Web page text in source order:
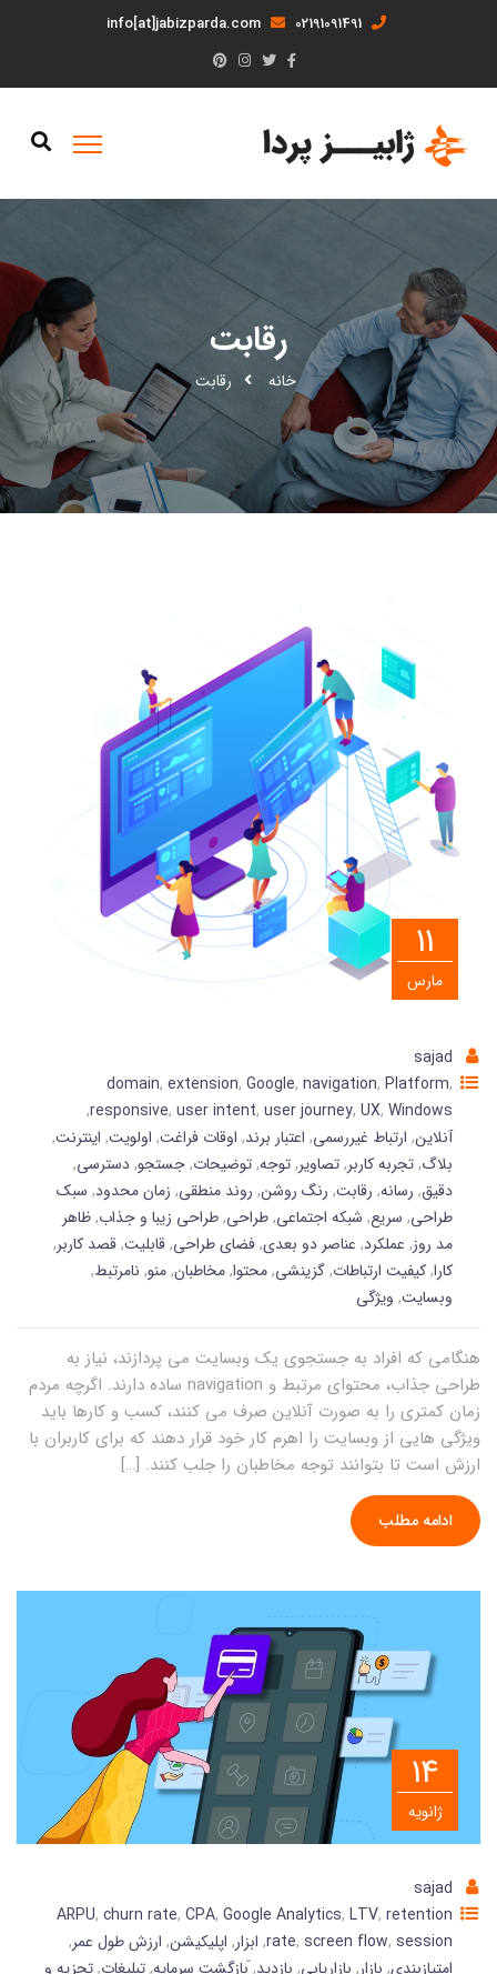
02191091491
info[at]jabizparda.com
رقابت
خانه رقابت
11
مارس
sajad
domain, extension, Google, navigation, Platform,
responsive, user intent, user journey, UX, Windows
,
آنلاین, ارتباط غیررسمی, اعتبار برند, اوقات فراغت, اولویت, اینترنت,
بلاگ,تجربه کاربر,تصاویر,توجه,توضیحات,جستجو,دسترسی,
دقیق, رسانه, رقابت, رنگ روشن, روند منطقی, زمان محدود, سبک
طراحی, سریع, شبکه اجتماعی,طراحی,طراحی زیبا و جذاب,ظاهر
مد روز, عملکرد, عناصر دو بعدی,فضای طراحی,قابلیت,قصد کاربر,
کارا,کیفیت ارتباطات,گزینشی,محتوا,مخاطبان,منو, نامرتبط,
وبسایت, ویژگی
هنگامی که افراد به جستجوی یک وبسایت می پردازند، نیاز به
طراحی جذاب، محتوای مرتبط و navigation ساده دارند. اگرچه مردم
زمان کمتری را به صورت آنلاین صرف می کنند، کسب و کارها باید
ویژگی هایی از وبسایت را اهرم کار خود قرار دهند که برای کاربران با
ارزش است تا بتوانند توجه مخاطبان را جلب کنند. […]
ادامه مطلب
14
ژانویه
sajad
ARPU, churn rate, CPA, Google Analytics, LTV, retention
rate, screen flow, session
, ابزار, اپلیکیشن, ارزش طول عمر,
امتیازبندی, بازار, بازاریابی, بازدید,ّبازگشت سرمایه,تبلیغات,تجزیه و